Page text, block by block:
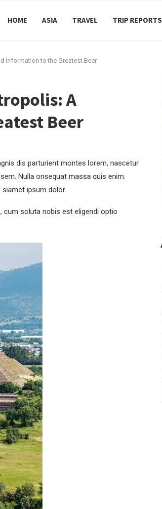
HOME ASIA TRAVEL TRIP REPORTS
Information to the Greatest Beer
A
Beer
dis parturient montes lorem, nascetur
Nulla onsequat massa quis enim.
ipsum dolor.
cum soluta nobis est eligendi optio